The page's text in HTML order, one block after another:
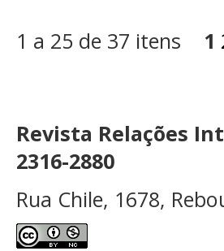
1 a 25 de 37 itens 1
Revista Relações
2316-2880
Rua Chile, 1678,